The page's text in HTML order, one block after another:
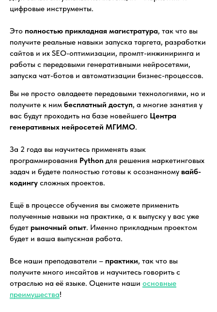
цифровые инструменты.
Это полностью прикладная магистратура, так что вы
получите реальные навыки запуска таргета, разработки
сайтов и их SEO-оптимизации, промпт-инжиниринга и
работы с передовыми генеративными нейросетями,
запуска чат-ботов и автоматизации бизнес-процессов.
Вы не просто овладеете передовыми технологиями, но и
получите к ним бесплатный доступ, а многие занятия у
вас будут проходить на базе новейшего Центра
генеративных нейросетей МГИМО.
За 2 года вы научитесь применять язык
программирования Python для решения маркетинговых
задач и будете полностью готовы к осознанному вайб-
кодингу сложных проектов.
Ещё в процессе обучения вы сможете применить
полученные навыки на практике, а к выпуску у вас уже
будет рыночный опыт. Именно прикладным проектом
будет и ваша выпускная работа.
Все наши преподаватели – практики, так что вы
получите много инсайтов и научитесь говорить с
отраслью на её языке. Оцените наши основные
преимущества!